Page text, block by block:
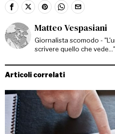
Matteo Vespasiani
Giornalista scomodo -
scrivere quello che vede..."
Articoli correlati